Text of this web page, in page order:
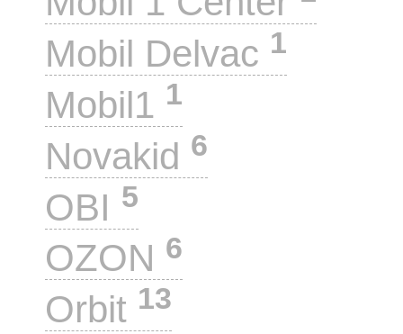
Mobil Delvac 1
Mobil1 1
Novakid 6
OBI 5
OZON 6
Orbit 13